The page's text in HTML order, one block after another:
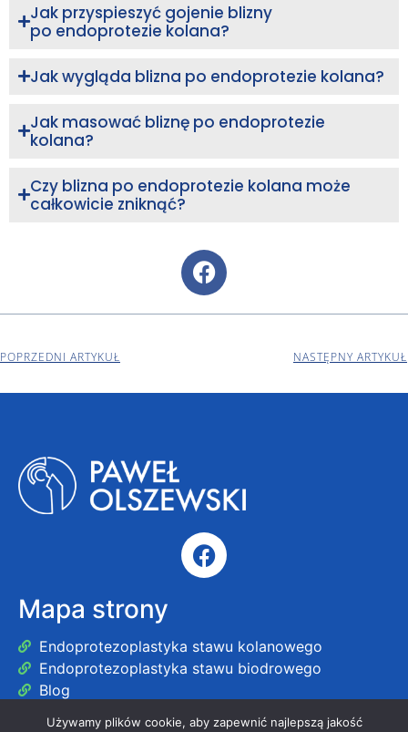
Jak przyspieszyć gojenie blizny
po endoprotezie kolana?
Jak wygląda blizna po endoprotezie kolana?
Jak masować bliznę po endoprotezie
kolana?
Czy blizna po endoprotezie kolana może
całkowicie zniknąć?
POPRZEDNI ARTYKUŁ NASTĘPNY ARTYKUŁ
Mapa strony
Endoprotezoplastyka stawu kolanowego
Endoprotezoplastyka stawu biodrowego
Blog
Używamy plików cookie, aby zapewnić najlepszą jakość